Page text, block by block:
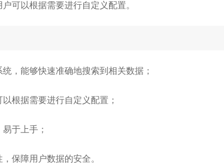
可以根据需要进行自定义配置。
，能够快速准确地搜索到相关数据；
根据需要进行自定义配置；
于上手；
保障用户数据的安全。